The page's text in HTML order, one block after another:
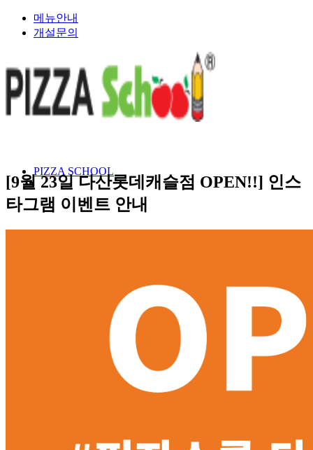
메뉴안내
개설문의
PIZZA SCHOOL
[9월 23일 다산롯데캐슬점 OPEN!!] 인스
타그램 이벤트 안내